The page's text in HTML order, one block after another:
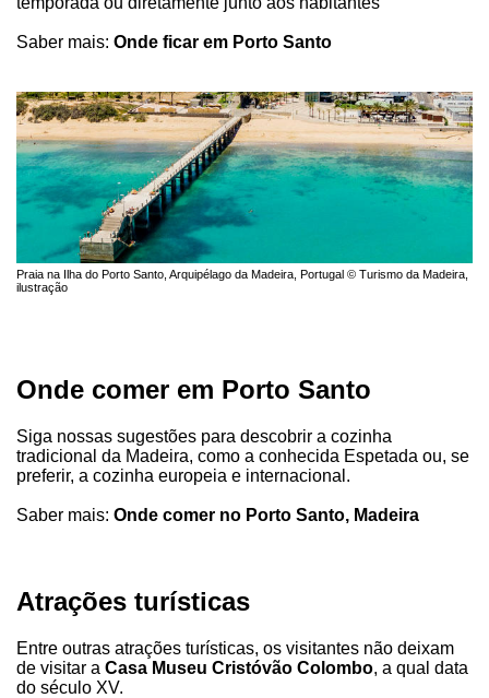
Saber mais: Onde ficar em Porto Santo
Praia na Ilha do Porto Santo, Arquipélago da Madeira, Portugal © Turismo da Madeira,
ilustração
Onde comer em Porto Santo
Siga nossas sugestões para descobrir a cozinha
tradicional da Madeira, como a conhecida Espetada ou, se
preferir, a cozinha europeia e internacional.
Saber mais: Onde comer no Porto Santo, Madeira
Atrações turísticas
Entre outras atrações turísticas, os visitantes não deixam
de visitar a Casa Museu Cristóvão Colombo, a qual data
do século XV.